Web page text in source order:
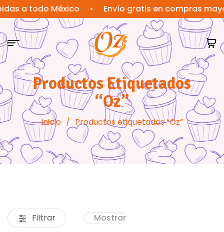
todo México • Envío gratis en compras mayores a
Productos Etiquetados
“Oz”
Inicio / Productos etiquetados “Oz”
Filtrar Mostrar